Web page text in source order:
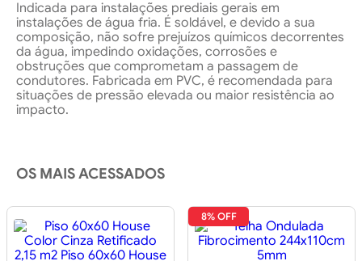
Indicada para instalações prediais gerais em
instalações de água fria. É soldável, e devido a sua
composição, não sofre prejuízos químicos decorrentes
da água, impedindo oxidações, corrosões e
obstruções que comprometam a passagem de
condutores. Fabricada em PVC, é recomendada para
situações de pressão elevada ou maior resistência ao
impacto.
OS MAIS ACESSADOS
8% OFF